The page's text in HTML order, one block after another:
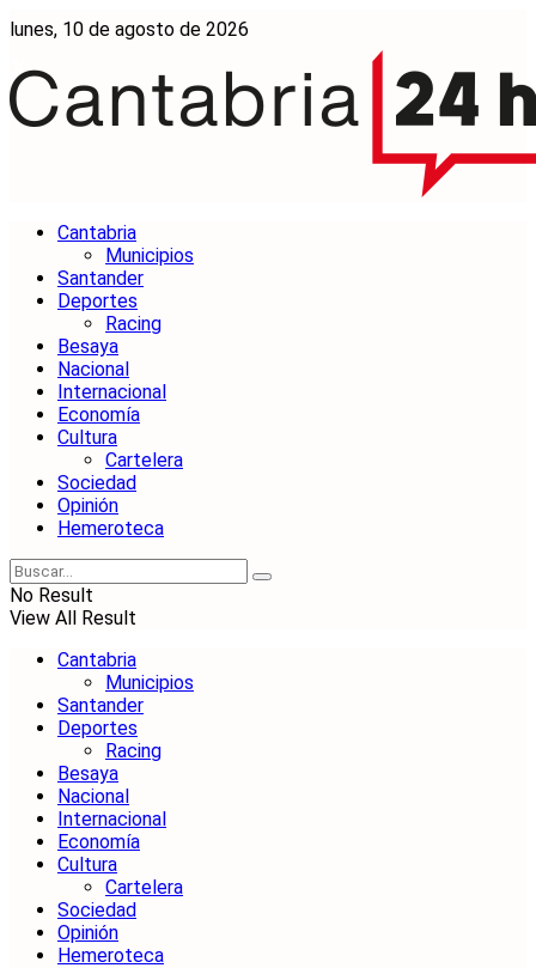
lunes, 10 de agosto de 2026
Cantabria
Municipios
Santander
Deportes
Racing
Besaya
Nacional
Internacional
Economía
Cultura
Cartelera
Sociedad
Opinión
Hemeroteca
No Result
View All Result
Cantabria
Municipios
Santander
Deportes
Racing
Besaya
Nacional
Internacional
Economía
Cultura
Cartelera
Sociedad
Opinión
Hemeroteca